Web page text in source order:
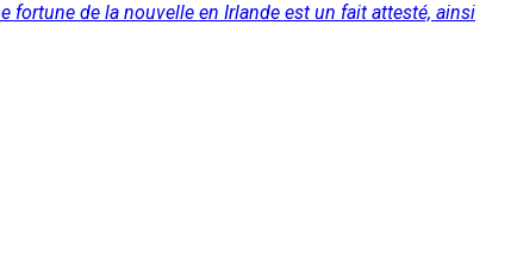
de la nouvelle en Irlande est un fait attesté, ainsi